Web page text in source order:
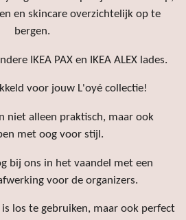
en skincare overzichtelijk op te
bergen.
IKEA PAX en IKEA ALEX lades.
voor jouw L'oyé collectie!
niet alleen praktisch, maar ook
met oog voor stijl.
bij ons in het vaandel met een
voor de organizers.
los te gebruiken, maar ook perfect